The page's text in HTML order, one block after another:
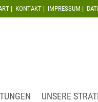
| KONTAKT | IMPRESSUM |
UNSERE